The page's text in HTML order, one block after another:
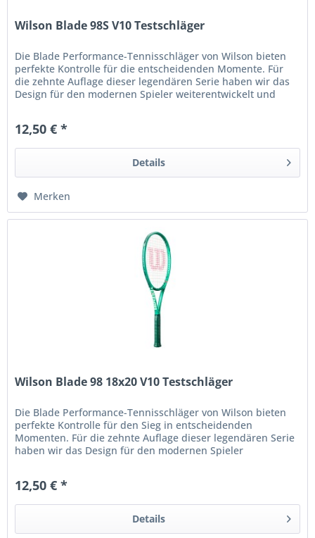
Wilson Blade 98S V10 Testschläger
Die Blade Performance-Tennisschläger von Wilson bieten
perfekte Kontrolle für die entscheidenden Momente. Für
die zehnte Auflage dieser legendären Serie haben wir das
Design für den modernen Spieler weiterentwickelt und
12,50 € *
Details
Merken
Wilson Blade 98 18x20 V10 Testschläger
Die Blade Performance-Tennisschläger von Wilson bieten
perfekte Kontrolle für den Sieg in entscheidenden
Momenten. Für die zehnte Auflage dieser legendären Serie
haben wir das Design für den modernen Spieler
12,50 € *
Details